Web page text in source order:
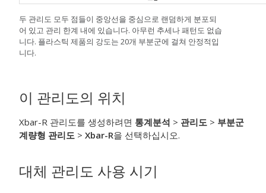
두 관리도 모두 점들이 중앙선을 중심으로 랜덤하게 분포되
어 있고 관리 한계 내에 있습니다. 아무런 추세나 패턴도 없습
니다. 플라스틱 제품의 강도는 20개 부분군에 걸쳐 안정적입
니다.
이 관리도의 위치
Xbar-R 관리도를 생성하려면 통계분석 > 관리도 > 부분군
계량형 관리도 > Xbar-R을 선택하십시오.
대체 관리도 사용 시기